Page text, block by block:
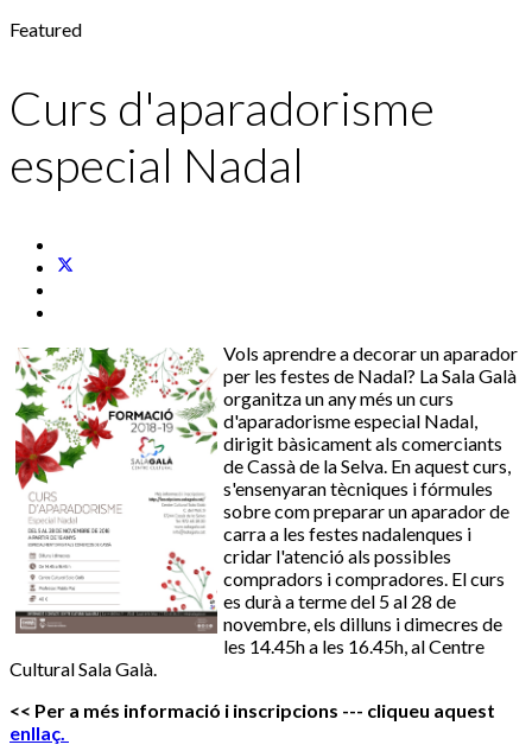
Featured
Curs d'aparadorisme
especial Nadal
Vols aprendre a decorar un aparador
per les festes de Nadal? La Sala Galà
organitza un any més un curs
d'aparadorisme especial Nadal,
dirigit bàsicament als comerciants
de Cassà de la Selva. En aquest curs,
s'ensenyaran tècniques i fórmules
sobre com preparar un aparador de
carra a les festes nadalenques i
cridar l'atenció als possibles
compradors i compradores. El curs
es durà a terme del 5 al 28 de
novembre, els dilluns i dimecres de
les 14.45h a les 16.45h, al Centre
Cultural Sala Galà.
<< Per a més informació i inscripcions --- cliqueu aquest
enllaç.